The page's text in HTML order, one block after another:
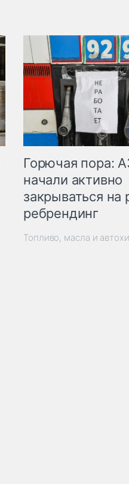
Горючая пора:
начали активно
закрываться на
ребрендинг
Топливо, масла и